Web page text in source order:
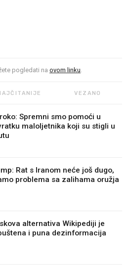
pogledati na ovom linku.
VEZANO
Spremni smo pomoći u
maloljetnika koji su stigli u
Rat s Iranom neće još dugo,
problema sa zalihama oružja
alternativa Wikipediji je
i puna dezinformacija